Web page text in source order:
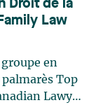
stratégique
de
foncière, en
Jean-
des affaires,
Droit de la
Law
en
Top
Lawyer.